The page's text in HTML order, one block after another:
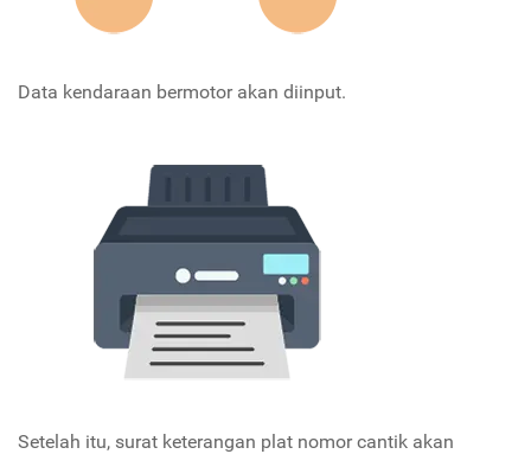
Data kendaraan bermotor akan diinput.
Setelah itu, surat keterangan plat nomor cantik akan